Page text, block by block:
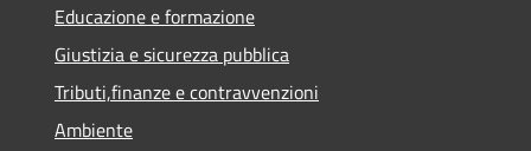
Educazione e formazione
Giustizia e sicurezza pubblica
Tributi,finanze e contravvenzioni
Ambiente